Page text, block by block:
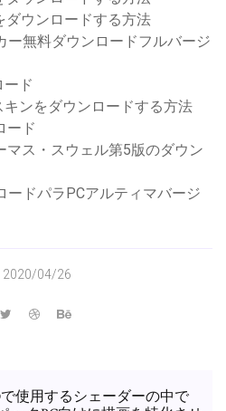
ダウンロードする方法
ー無料ダウンロードフルバージ
ド
ンをダウンロードする方法
ード
マス・スウェル第5版のダウン
ードパラPCアルティマバージ
2020/04/26
使用するシェーダーの中で